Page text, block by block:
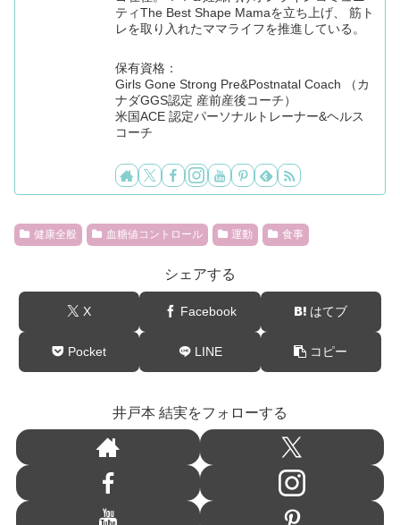
ティThe Best Shape Mamaを立ち上げ、 筋ト
レを取り入れたママライフを推進している。
保有資格：
Girls Gone Strong Pre&Postnatal Coach （カ
ナダGGS認定 産前産後コーチ）
米国ACE 認定パーソナルトレーナー&ヘルス
コーチ
健康全般 血糖値コントロール 運動 食事
シェアする
X Facebook はてブ
Pocket LINE コピー
井戸本 結実をフォローする